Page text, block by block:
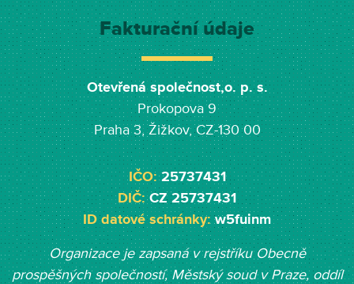
Fakturační údaje
Otevřená společnost,o. p. s.
Prokopova 9
Praha 3, Žižkov, CZ-130 00
IČO:25737431
DIČ:CZ 25737431
ID datové schránky:w5fuinm
Organizace je zapsaná v rejstříku Obecně
prospěšných společností, Městský soud v Praze, oddíl